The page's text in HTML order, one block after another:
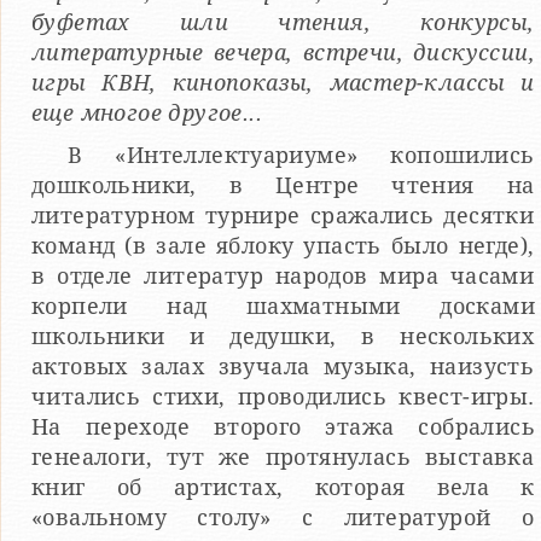
буфетах шли чтения, конкурсы,
литературные вечера, встречи, дискуссии,
игры КВН, кинопоказы, мастер-классы и
еще многое другое...
В «Интеллектуариуме» копошились
дошкольники, в Центре чтения на
литературном турнире сражались десятки
команд (в зале яблоку упасть было негде),
в отделе литератур народов мира часами
корпели над шахматными досками
школьники и дедушки, в нескольких
актовых залах звучала музыка, наизусть
читались стихи, проводились квест-игры.
На переходе второго этажа собрались
генеалоги, тут же протянулась выставка
книг об артистах, которая вела к
«овальному столу» с литературой о